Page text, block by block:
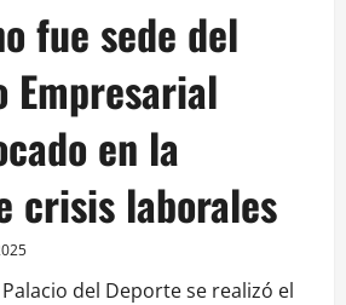
fue sede del
Empresarial
en la
crisis laborales
del Deporte se realizó el